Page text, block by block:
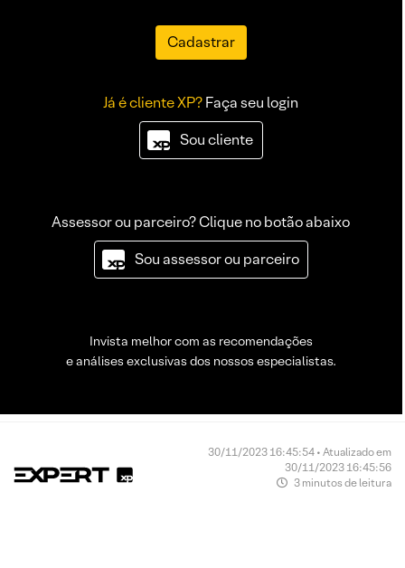
Cadastrar
Já é cliente XP?Faça seu login
Sou cliente
Assessor ou parceiro? Clique no botão abaixo
Sou assessor ou parceiro
Invista melhor com as recomendações
e análises exclusivas dos nossos especialistas.
30/11/2023 16:45:54 • Atualizado em
30/11/2023 16:45:56
3 minutos de leitura